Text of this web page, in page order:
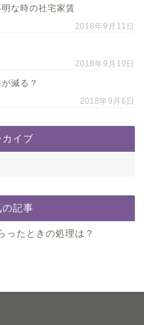
な時の社宅家賃
2018年9月11日
2018年9月10日
減る？
2018年9月6日
カイブ
の記事
ったときの処理は？